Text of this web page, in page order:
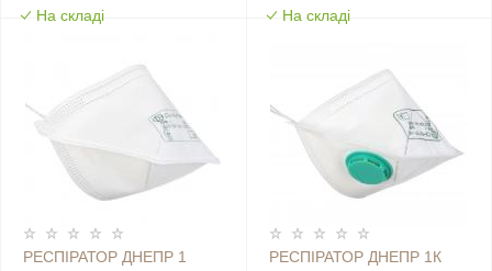
На складі
На складі
РЕСПІРАТОР ДНЕПР 1 РЕСПІРАТОР ДНЕПР 1К